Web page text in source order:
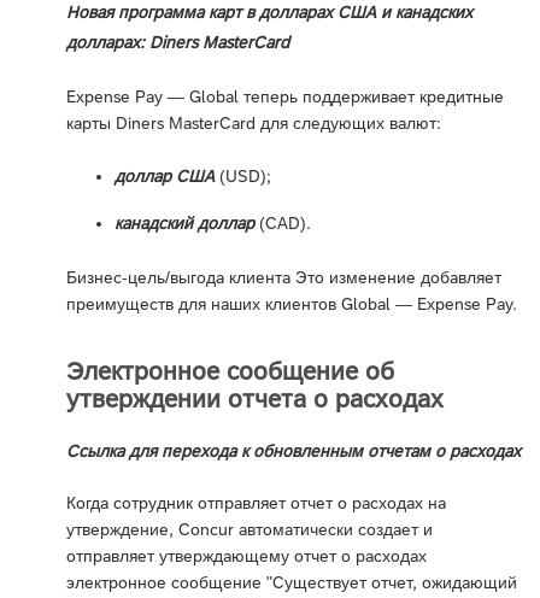
Новая программа карт в долларах США и канадских
долларах: Diners MasterCard
Expense Pay — Global теперь поддерживает кредитные
карты Diners MasterCard для следующих валют:
доллар США(USD);
канадский доллар(CAD).
Бизнес-цель/выгода клиента Это изменение добавляет
преимуществ для наших клиентов Global — Expense Pay.
Электронное сообщение об
утверждении отчета о расходах
Ссылка для перехода к обновленным отчетам о расходах
Когда сотрудник отправляет отчет о расходах на
утверждение, Concur автоматически создает и
отправляет утверждающему отчет о расходах
электронное сообщение "Существует отчет, ожидающий